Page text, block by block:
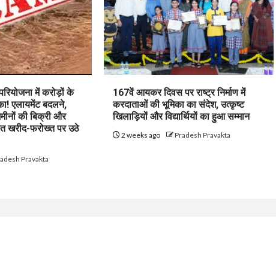
में करोड़ों के
एलायमेंट बदलने,
की बिक्री और
खरीद-फरोख्त पर उठे
Pravakta
167वें आयकर दिवस पर राष्ट्र निर्माण में
करदाताओं की भूमिका का संदेश, उत्कृष्ट
खिलाड़ियों और विद्यार्थियों का हुआ सम्मान
2 weeks ago Pradesh Pravakta